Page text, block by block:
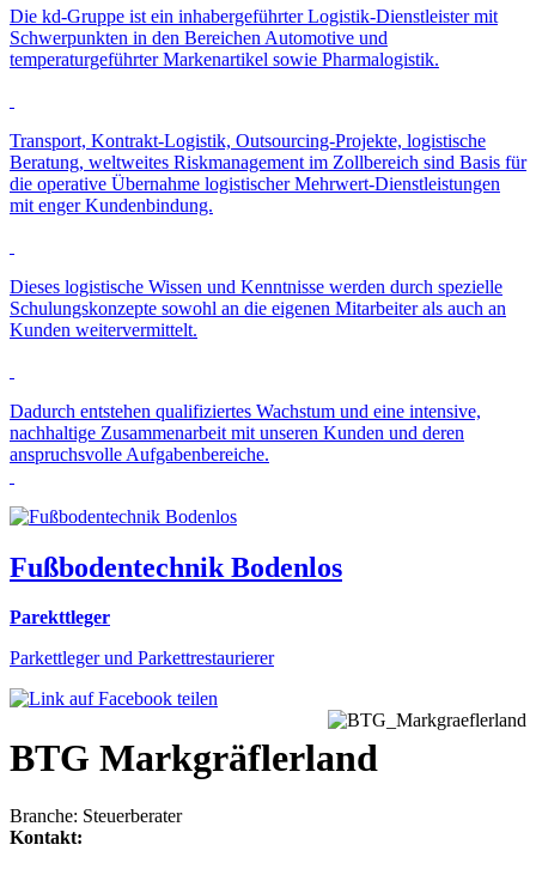
Die kd-Gruppe ist ein inhabergeführter Logistik-Dienstleister mit
Schwerpunkten in den Bereichen Automotive und
temperaturgeführter Markenartikel sowie Pharmalogistik.
Transport, Kontrakt-Logistik, Outsourcing-Projekte, logistische
Beratung, weltweites Riskmanagement im Zollbereich sind Basis für
die operative Übernahme logistischer Mehrwert-Dienstleistungen
mit enger Kundenbindung.
Dieses logistische Wissen und Kenntnisse werden durch spezielle
Schulungskonzepte sowohl an die eigenen Mitarbeiter als auch an
Kunden weitervermittelt.
Dadurch entstehen qualifiziertes Wachstum und eine intensive,
nachhaltige Zusammenarbeit mit unseren Kunden und deren
anspruchsvolle Aufgabenbereiche.
Fußbodentechnik Bodenlos
Parekttleger
Parkettleger und Parkettrestaurierer
BTG Markgräflerland
Branche: Steuerberater
Kontakt: